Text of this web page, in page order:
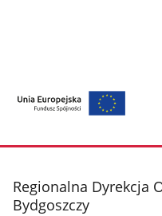
stopka
Regionalna Dyrekcja
Bydgoszczy